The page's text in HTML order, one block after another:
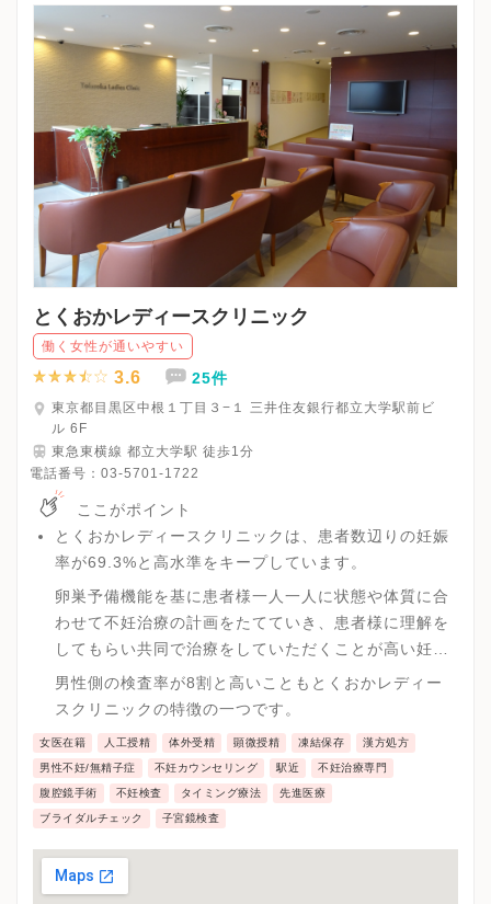
とくおかレディースクリニック
働く女性が通いやすい
3.6 25件
東京都目黒区中根１丁目３−１ 三井住友銀行都立大学駅前ビ
ル 6F
東急東横線 都立大学駅 徒歩1分
電話番号： 03-5701-1722
ここがポイント
とくおかレディースクリニックは、患者数辺りの妊娠
率が69.3%と高水準をキープしています。
卵巣予備機能を基に患者様一人一人に状態や体質に合
わせて不妊治療の計画をたてていき、患者様に理解を
してもらい共同で治療をしていただくことが高い妊娠
率につながっています。
男性側の検査率が8割と高いこともとくおかレディー
スクリニックの特徴の一つです。
女医在籍 人工授精 体外受精 顕微授精 凍結保存 漢方処方
男性不妊/無精子症 不妊カウンセリング 駅近 不妊治療専門
腹腔鏡手術 不妊検査 タイミング療法 先進医療
ブライダルチェック 子宮鏡検査